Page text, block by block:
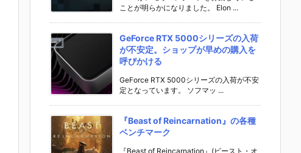
ことが明らかになりました。 Elon ...
GeForce RTX 5000シリーズの入荷
が不安定。ショップが早めの購入を
呼びかける
GeForce RTX 5000シリーズの入荷が不安
定となっています。 ソフマッ ...
『Beast of Reincarnation』の各種
ベンチマーク
『Beast of Reincarnation』(ビースト・オ